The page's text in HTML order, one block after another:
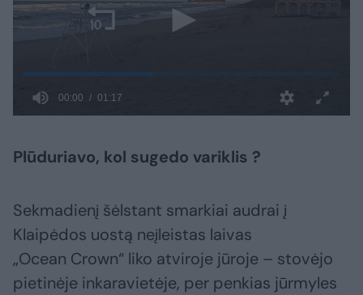
Plūduriavo, kol sugedo variklis ?
Sekmadienį šėlstant smarkiai audrai į
Klaipėdos uostą neįleistas laivas
„Ocean Crown“ liko atviroje jūroje – stovėjo
pietinėje inkaravietėje, per penkias jūrmyles